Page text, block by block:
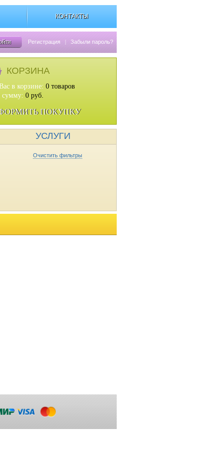
КОНТАКТЫ
Регистрация | Забыли пароль?
КОРЗИНА
в корзине: 0 товаров
сумму: 0 руб.
ПОКУПКУ
УСЛУГИ
Очистить фильтры